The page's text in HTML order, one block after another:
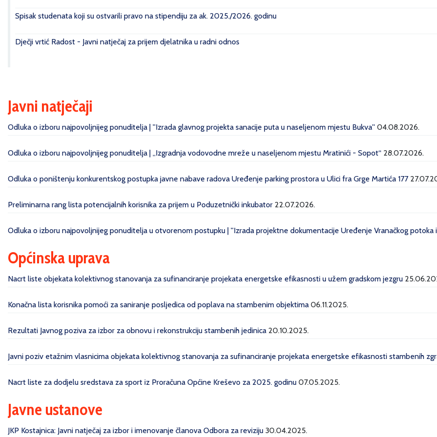
Spisak studenata koji su ostvarili pravo na stipendiju za ak. 2025./2026. godinu
Dječji vrtić Radost - Javni natječaj za prijem djelatnika u radni odnos
Javni natječaji
Odluka o izboru najpovoljnijeg ponuditelja | ''Izrada glavnog projekta sanacije puta u naseljenom mjestu Bukva'' 04.08.2026.
Odluka o izboru najpovoljnijeg ponuditelja | „Izgradnja vodovodne mreže u naseljenom mjestu Mratinići - Sopot“ 28.07.2026.
Odluka o poništenju konkurentskog postupka javne nabave radova Uređenje parking prostora u Ulici fra Grge Martića 177
Preliminarna rang lista potencijalnih korisnika za prijem u Poduzetnički inkubator 22.07.2026.
Odluka o izboru najpovoljnijeg ponuditelja u otvorenom postupku | ''Izrada projektne dokumentacije Uređenje Vranačkog potoka
Općinska uprava
Nacrt liste objekata kolektivnog stanovanja za sufinanciranje projekata energetske efikasnosti u užem gradskom jezgru
Konačna lista korisnika pomoći za saniranje posljedica od poplava na stambenim objektima 06.11.2025.
Rezultati Javnog poziva za izbor za obnovu i rekonstrukciju stambenih jedinica 20.10.2025.
Javni poziv etažnim vlasnicima objekata kolektivnog stanovanja za sufinanciranje projekata energetske efikasnosti stambenih
Nacrt liste za dodjelu sredstava za sport iz Proračuna Općine Kreševo za 2025. godinu 07.05.2025.
Javne ustanove
JKP Kostajnica: Javni natječaj za izbor i imenovanje članova Odbora za reviziju 30.04.2025.